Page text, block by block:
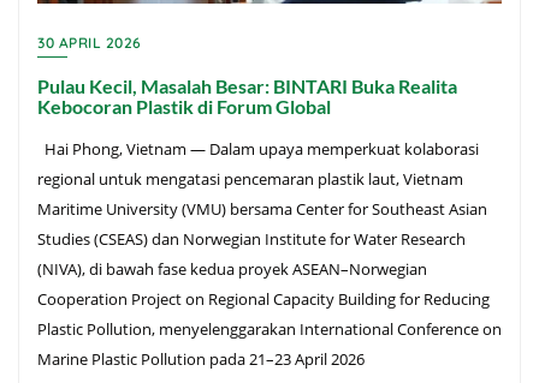
30 APRIL 2026
Pulau Kecil, Masalah Besar: BINTARI Buka Realita
Kebocoran Plastik di Forum Global
Hai Phong, Vietnam — Dalam upaya memperkuat kolaborasi
regional untuk mengatasi pencemaran plastik laut, Vietnam
Maritime University (VMU) bersama Center for Southeast Asian
Studies (CSEAS) dan Norwegian Institute for Water Research
(NIVA), di bawah fase kedua proyek ASEAN–Norwegian
Cooperation Project on Regional Capacity Building for Reducing
Plastic Pollution, menyelenggarakan International Conference on
Marine Plastic Pollution pada 21–23 April 2026